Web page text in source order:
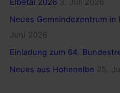
h
Neues Gemeindezentrum in
Juni 2026
Einladung zum 64.
Neues aus Hohenelbe 25.